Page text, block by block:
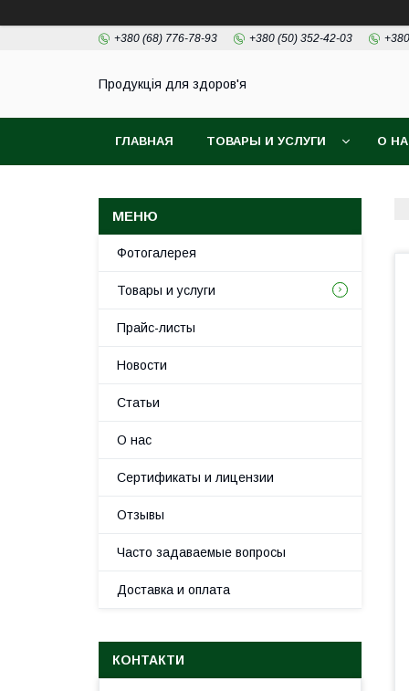
+380 (68) 776-78-93 +380 (50) 352-42-03
Продукція для здоров'я
ГЛАВНАЯ ТОВАРЫ И УСЛУГИ О
Фотогалерея
Товары и услуги
Прайс-листы
Новости
Статьи
О нас
Сертификаты и лицензии
Отзывы
Часто задаваемые вопросы
Доставка и оплата
КОНТАКТИ